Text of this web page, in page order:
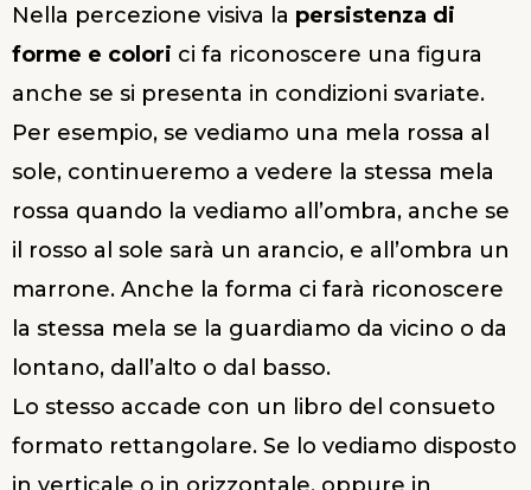
Nella percezione visiva la persistenza di
forme e colori ci fa riconoscere una figura
anche se si presenta in condizioni svariate.
Per esempio, se vediamo una mela rossa al
sole, continueremo a vedere la stessa mela
rossa quando la vediamo all’ombra, anche se
il rosso al sole sarà un arancio, e all’ombra un
marrone. Anche la forma ci farà riconoscere
la stessa mela se la guardiamo da vicino o da
lontano, dall’alto o dal basso.
Lo stesso accade con un libro del consueto
formato rettangolare. Se lo vediamo disposto